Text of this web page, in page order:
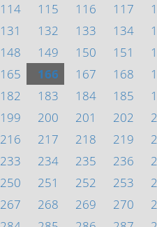
114 115 116 117
131 132 133 134
148 149 150 151
165 166 167 168
182 183 184 185
199 200 201 202
216 217 218 219
233 234 235 236
250 251 252 253
267 268 269 270